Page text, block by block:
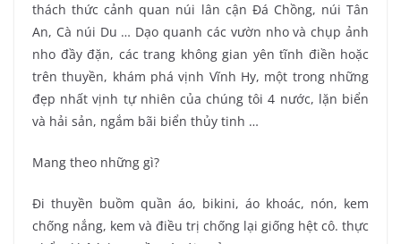
thách thức cảnh quan núi lân cận Đá Chồng, núi Tân
An, Cà núi Du … Dạo quanh các vườn nho và chụp ảnh
nho đầy đặn, các trang không gian yên tĩnh điền hoặc
trên thuyền, khám phá vịnh Vĩnh Hy, một trong những
đẹp nhất vịnh tự nhiên của chúng tôi 4 nước, lặn biển
và hải sản, ngắm bãi biển thủy tinh …
Mang theo những gì?
Đi thuyền buồm quần áo, bikini, áo khoác, nón, kem
chống nắng, kem và điều trị chống lại giống hệt cô. thực